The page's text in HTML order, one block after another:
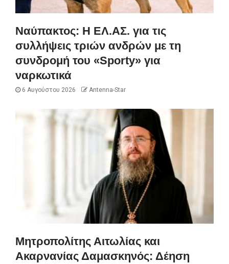
Ναύπακτος: Η ΕΛ.ΑΣ. για τις
συλλήψεις τριών ανδρών με τη
συνδρομή του «Sporty» για
ναρκωτικά
6 Αυγούστου 2026 Antenna-Star
Μητροπολίτης Αιτωλίας και
Ακαρνανίας Δαμασκηνός: Δέηση